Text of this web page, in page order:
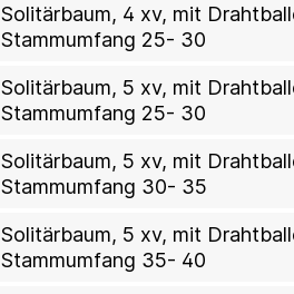
Solitärbaum, 4 xv, mit
Stammumfang 25- 30
Solitärbaum, 5 xv, mit
Stammumfang 25- 30
Solitärbaum, 5 xv, mit
Stammumfang 30- 35
Solitärbaum, 5 xv, mit
Stammumfang 35- 40